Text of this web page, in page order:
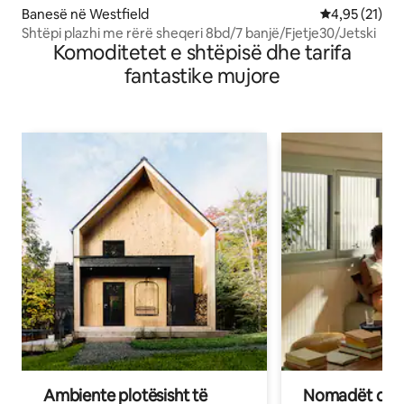
Banesë në Westfield Vlerësimi
4,95 (21)
Shtëpi plazhi me rërë sheqeri 8bd/7 banjë/Fjetje30/Jetski
Komoditetet e shtëpisë dhe tarifa
fantastike mujore
Ambiente plotësisht të Nomadët